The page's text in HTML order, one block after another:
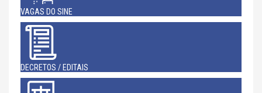
VAGAS DO SINE
DECRETOS / EDITAIS